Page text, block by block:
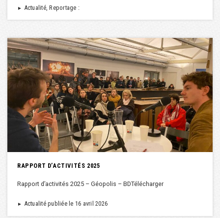
► Actualité, Reportage :
RAPPORT D’ACTIVITÉS 2025
Rapport d’activités 2025 – Géopolis – BDTélécharger
► Actualité publiée le 16 avril 2026